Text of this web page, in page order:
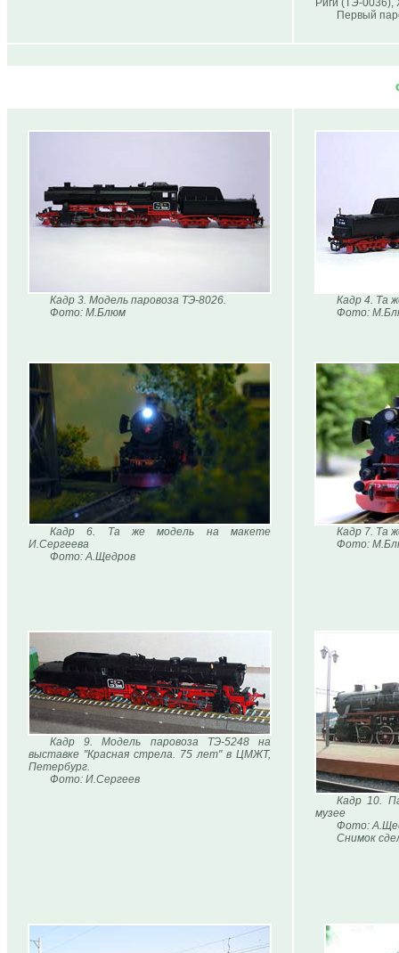
Риги (ТЭ-0036),
Первый
Кадр 3. Модель паровоза ТЭ-8026.
Фото: М.Блюм
Кадр 4. Та
Фото:
Кадр 6. Та же модель на макете
И.Сергеева
Фото: А.Щедров
Кадр 7. Та
Фото:
Кадр 9. Модель паровоза ТЭ-5248 на
выставке "Красная стрела. 75 лет" в ЦМЖТ,
Петербург.
Фото: И.Сергеев
Кадр 10.
музее
Фото:
Снимок